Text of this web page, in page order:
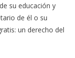
su educación y
de él o su
un derecho del